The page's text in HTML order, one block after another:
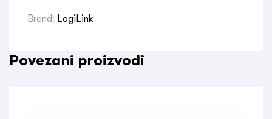
Brend: LogiLink
Povezani proizvodi